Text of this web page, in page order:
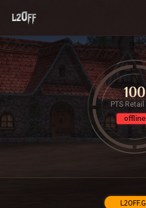
100
PTS Retail
offline